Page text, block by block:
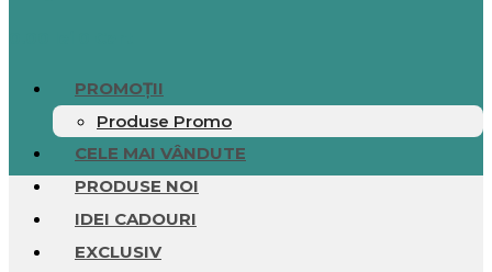
PROMOȚII
Produse Promo
CELE MAI VÂNDUTE
PRODUSE NOI
IDEI CADOURI
EXCLUSIV